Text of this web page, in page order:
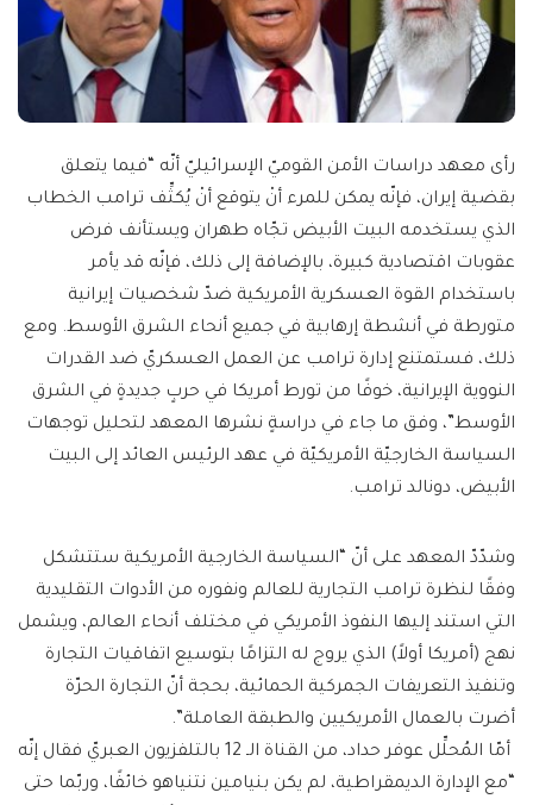
رأى معهد دراسات الأمن القوميّ الإسرائيليّ أنّه “فيما يتعلق
بقضية إيران، فإنّه يمكن للمرء أنْ يتوقع أنْ يُكثِّف ترامب الخطاب
الذي يستخدمه البيت الأبيض تجّاه طهران ويستأنف فرض
عقوبات اقتصادية كبيرة، بالإضافة إلى ذلك، فإنّه قد يأمر
باستخدام القوة العسكرية الأمريكية ضدّ شخصيات إيرانية
متورطة في أنشطة إرهابية في جميع أنحاء الشرق الأوسط. ومع
ذلك، فستمتنع إدارة ترامب عن العمل العسكريّ ضد القدرات
النووية الإيرانية، خوفًا من تورط أمريكا في حربٍ جديدةٍ في الشرق
الأوسط”، وفق ما جاء في دراسةٍ نشرها المعهد لتحليل توجهات
السياسة الخارجيّة الأمريكيّة في عهد الرئيس العائد إلى البيت
الأبيض، دونالد ترامب.
وشدّدّ المعهد على أنّ “السياسة الخارجية الأمريكية ستتشكل
وفقًا لنظرة ترامب التجارية للعالم ونفوره من الأدوات التقليدية
التي استند إليها النفوذ الأمريكي في مختلف أنحاء العالم، ويشمل
نهج (أمريكا أولاً) الذي يروج له التزامًا بتوسيع اتفاقيات التجارة
وتنفيذ التعريفات الجمركية الحمائية، بحجة أنّ التجارة الحرّة
أضرت بالعمال الأمريكيين والطبقة العاملة”.
أمّا المُحلِّل عوفر حداد، من القناة الـ 12 بالتلفزيون العبريّ فقال إنّه
“مع الإدارة الديمقراطية، لم يكن بنيامين نتنياهو خائفًا، وربّما حتى